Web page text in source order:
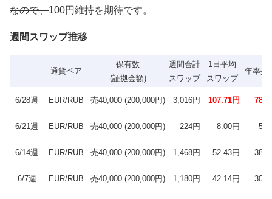
なので、100円維持を期待です。
週間スワップ推移
通貨ペア
保有数
(証拠金額)
週間合計
スワップ
1日平均
スワップ
年率換
6/28週 EUR/RUB 売40,000 (200,000円) 3,016円 107.71円 78.6
6/21週 EUR/RUB 売40,000 (200,000円) 224円 8.00円 5.8
6/14週 EUR/RUB 売40,000 (200,000円) 1,468円 52.43円 38.3
6/7週 EUR/RUB 売40,000 (200,000円) 1,180円 42.14円 30.8